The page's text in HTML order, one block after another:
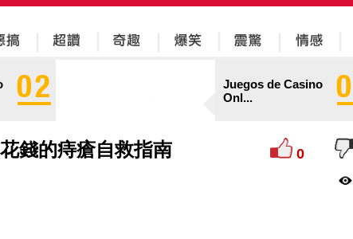
Juegos de Casino
Onl...
錢的痔瘡自救指南 0